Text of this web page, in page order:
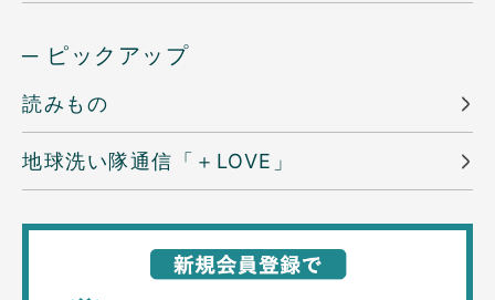
─ ピックアップ
読みもの
地球洗い隊通信「＋LOVE」